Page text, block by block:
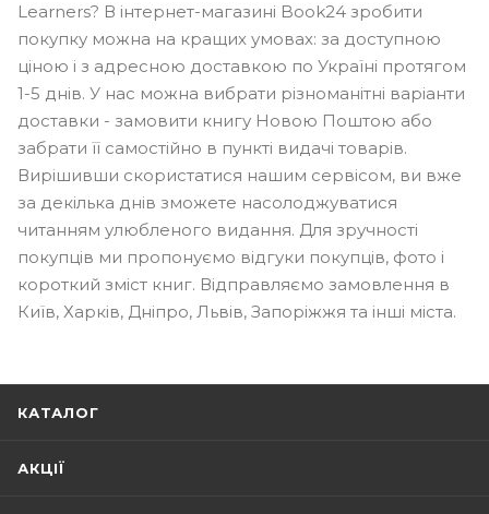
Learners? В інтернет-магазині Book24 зробити
покупку можна на кращих умовах: за доступною
ціною і з адресною доставкою по Україні протягом
1-5 днів. У нас можна вибрати різноманітні варіанти
доставки - замовити книгу Новою Поштою або
забрати її самостійно в пункті видачі товарів.
Вирішивши скористатися нашим сервісом, ви вже
за декілька днів зможете насолоджуватися
читанням улюбленого видання. Для зручності
покупців ми пропонуємо відгуки покупців, фото і
короткий зміст книг. Відправляємо замовлення в
Київ, Харків, Дніпро, Львів, Запоріжжя та інші міста.
КАТАЛОГ
АКЦІЇ